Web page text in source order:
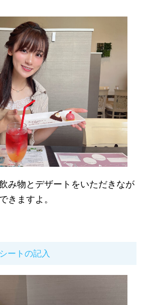
み物とデザートをいただきなが
きますよ。
ートの記入